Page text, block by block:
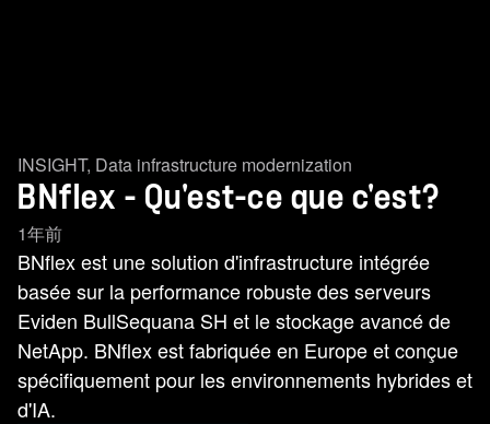
INSIGHT, Data infrastructure modernization
BNflex - Qu'est-ce que c'est?
1年前
BNflex est une solution d'infrastructure intégrée
basée sur la performance robuste des serveurs
Eviden BullSequana SH et le stockage avancé de
NetApp. BNflex est fabriquée en Europe et conçue
spécifiquement pour les environnements hybrides et
d'IA.